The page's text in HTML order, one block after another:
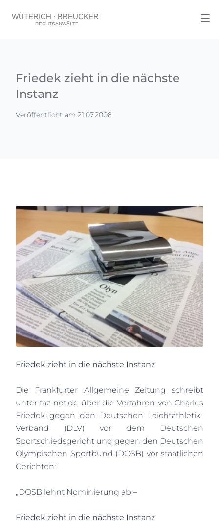
Friedek zieht in die nächste
Instanz
Veröffentlicht am 21.07.2008
Friedek zieht in die nächste Instanz
Die Frankfurter Allgemeine Zeitung schreibt
unter faz-net.de über die Verfahren von Charles
Friedek gegen den Deutschen Leichtathletik-
Verband (DLV) vor dem Deutschen
Sportschiedsgericht und gegen den Deutschen
Olympischen Sportbund (DOSB) vor staatlichen
Gerichten:
„DOSB lehnt Nominierung ab –
Friedek zieht in die nächste Instanz